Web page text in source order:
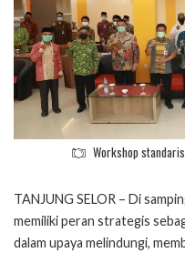
Workshop
TANJUNG SELOR – Di
memiliki peran strategis
dalam upaya melindungi,